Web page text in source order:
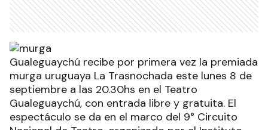
Gualeguaychú recibe por primera vez la premiada
murga uruguaya La Trasnochada este lunes 8 de
septiembre a las 20.30hs en el Teatro
Gualeguaychú, con entrada libre y gratuita. El
espectáculo se da en el marco del 9° Circuito